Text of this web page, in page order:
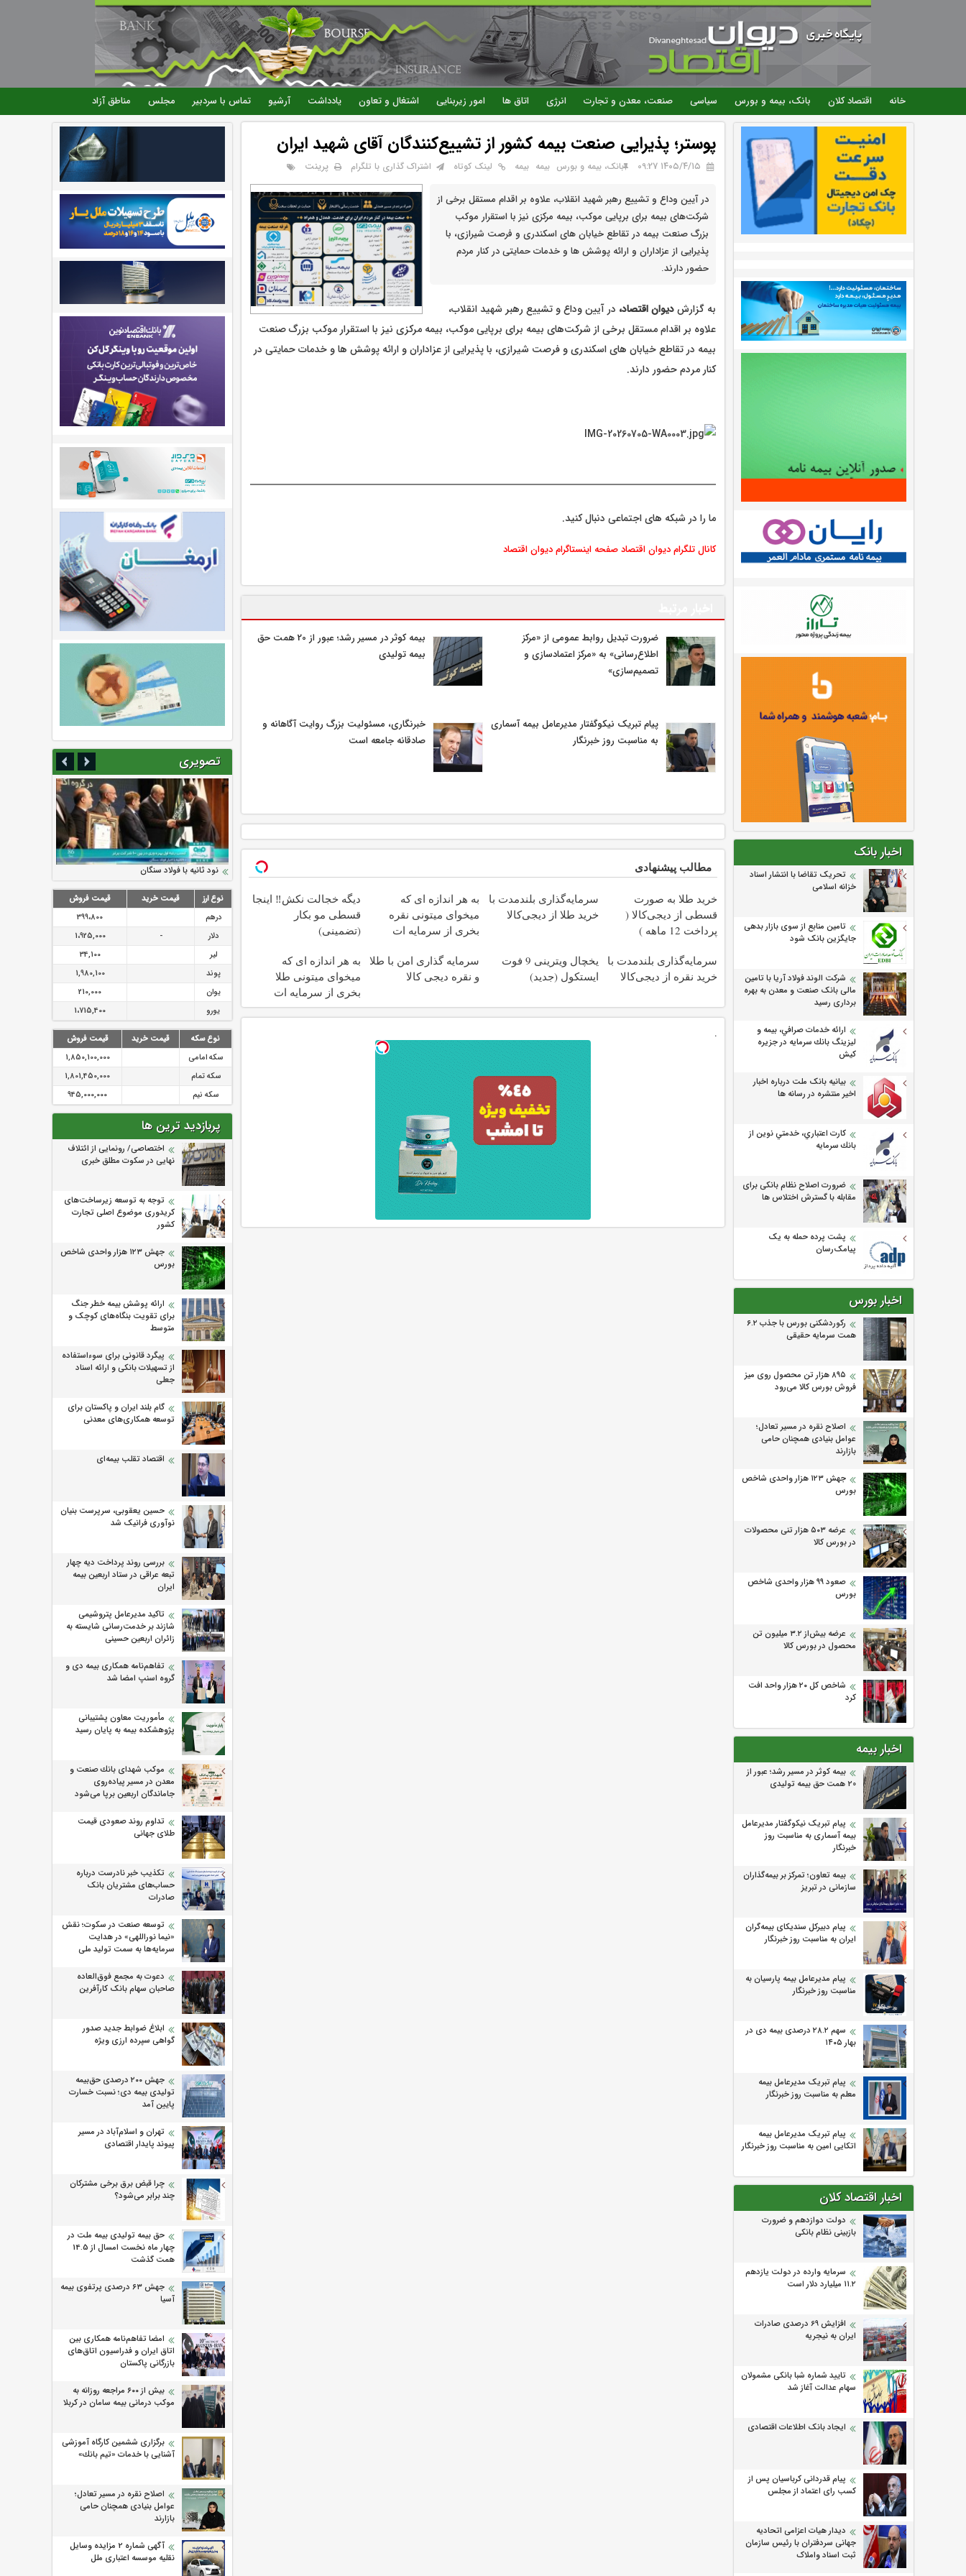
رفتن
به
محتوای
اصلی
خانه اقتصاد کلان بانک، بیمه و بورس سیاسی صنعت، معدن و تجارت انرژی اتاق ها امور زیربنایی اشتغال و تعاون یادداشت آرشیو تماس با سردبیر مجلس مناطق آزاد
اخبار بانک
تحریک تقاضا با انتشار اسناد
خزانه اسلامی
تامین منابع از سوی بازار بدهی
جایگزین بانک شود
شرکت الوند فولاد آریا با تامین
مالی بانک صنعت و معدن به بهره
برداری رسید
ارائه خدمات صرافي، بيمه و
ليزينگ بانك سرمايه در جزيره
كيش
بیانیه بانک ملت درباره اخبار
اخیر منتشره در رسانه ها
كارت اعتباري، خدمتي نوين از
بانك سرمايه
ضرورت اصلاح نظام بانکی برای
مقابله با گسترش اختلاس ها
پشت پرده حمله به یک
پیامک‌رسان
اخبار بورس
رکوردشکنی بورس با جذب ۶.۲
همت سرمایه حقیقی
۸۹۵ هزار تن محصول روی میز
فروش بورس کالا می‌‌رود
اصلاح نقره در مسیر تعادل؛
عوامل بنیادی همچنان حامی
بازارند
جهش ۱۲۳ هزار واحدی شاخص
بورس
عرضه ۵۰۳ هزار تنی محصولات
در بورس کالا
صعود ۹۹ هزار واحدی شاخص
بورس
عرضه بیش‌از ۳.۲ میلیون تن
محصول در بورس کالا
شاخص کل ۲۰ هزار واحد افت
کرد
اخبار بیمه
بیمه کوثر در مسیر رشد؛ عبور از
20 همت حق بیمه تولیدی
پیام تبریک نیکوگفتار مدیرعامل
بیمه آسماری به مناسبت روز
خبرنگار
بیمه تعاون؛ تمرکز بر بیمه‌گذاران
سازمانی در تبریز
پیام دبیرکل سندیکای بیمه‌گران
ایران به مناسبت روز خبرنگار
پیام مدیرعامل بیمه پارسیان به
مناسبت روز خبرنگار
سهم ۲۸.۲ درصدی بیمه دی در
بهار ۱۴۰۵
پیام تبریک مدیرعامل بیمه
معلم به مناسبت روز خبرنگار
پیام تبریک مدیرعامل بیمه
اتکایی امین به مناسبت روز خبرنگار
اخبار اقتصاد کلان
دولت دوازدهم و ضرورت
بازبینی نظام بانکی
سرمایه وارده در دولت یازدهم
۱۱.۲ میلیارد دلار است
افزایش 69 درصدی صادرات
ایران به نیجریه
تایید شماره شبا بانکی مشمولان
سهام عدالت آغاز شد
ایجاد بانک اطلاعات اقتصادی
پیام قدردانی کرباسیان پس از
کسب رای اعتماد از مجلس
دیدار هیات اعزامی اتحادیه
جهانی سردفتران با رئیس سازمان
ثبت اسناد واملاک
پوستر؛ پذیرایی صنعت بیمه كشور از تشییع‌كنندگان آقای شهید ایران
۱۴۰۵/۴/۱۵ 09:27 بانک، بیمه و بورس بيمه بیمه لینک کوتاه اشتراک گذاری با تلگرام پرینت
در آیین وداع و تشییع رهبر شهید انقلاب، علاوه بر اقدام مستقل برخی از
شرکت‌های بیمه برای برپایی موکب، بیمه مرکزی نیز با استقرار موکب
بزرگ صنعت بیمه در تقاطع خیابان های اسکندری و فرصت شیرازی، با
پذیرایی از عزاداران و ارائه پوشش ها و خدمات حمایتی در کنار مردم
حضور دارند.
به گزارشدیوان اقتصاد، در آیین وداع و تشییع رهبر شهید انقلاب،
علاوه بر اقدام مستقل برخی از شرکت‌های بیمه برای برپایی موکب، بیمه مرکزی نیز با استقرار موکب بزرگ صنعت
بیمه در تقاطع خیابان های اسکندری و فرصت شیرازی، با پذیرایی از عزاداران و ارائه پوشش ها و خدمات حمایتی در
کنار مردم حضور دارند.
ما را در شبکه های اجتماعی دنبال کنید.
کانال تلگرام دیوان اقتصادصفحه اینستاگرام دیوان اقتصاد
ضرورت تبدیل روابط عمومی از «مرکز
اطلاع‌رسانی» به «مرکز اعتمادسازی و
تصمیم‌سازی»
بیمه کوثر در مسیر رشد؛ عبور از 20 همت حق
بیمه تولیدی
پیام تبریک نیکوگفتار مدیرعامل بیمه آسماری
به مناسبت روز خبرنگار
خبرنگاری، مسئولیت بزرگ روایت آگاهانه و
صادقانه جامعه است
مطالب پیشنهادی
خرید طلا به صورت
قسطی از دیجی‌کالا (
پرداخت 12 ماهه )
سرمایه‌گذاری بلندمدت با
خرید طلا از دیجی‌کالا
به هر اندازه ای که
میخوای میتونی نقره
بخری از سرمایه ات
دیگه خجالت نکش‼️ اینجا
قسطی مو بکار
(تضمینی)
سرمایه‌گذاری بلندمدت با
خرید نقره از دیجی‌کالا
یخچال ویترینی 9 فوت
ایستکول (جدید)
سرمایه گذاری امن با طلا
و نقره دیجی کالا
به هر اندازه ای که
میخوای میتونی طلا
بخری از سرمایه ات
محافظت کنی
.
تصویری
ارزش سهام عدالت بالا رفت
سرمایه بیمه کوثر به ۴ همت می‌رسد
نود ثانیه با فولاد سنگان
تقدیر دبیرکل سندیکای بیمه گران ایران از
اقدامات مدیرعامل بیمه رازی
توصیه های رئیس پلیس فتا به مشتریان بانک
ها در مورد پیشگیری از سرقت های مجازی
نوع ارز قیمت خرید
قیمت فروش
درهم
399،800
دلار
-
1،925,000
لیر
34,100
پوند
1,980,100
یوان
210,000
یورو
1،715,400
نوع سکه قیمت خرید
قیمت فروش
سکه امامی
1,850,100,000
سکه تمام
1,801,450,000
سکه نیم
945,000,000
پربازدید ترین ها
اختصاصی/ رونمایی از ائتلاف‌
نهایی در سکوت مطلق خبری
توجه به توسعه زیرساخت‌های
کریدوری موضوع اصلی تجارت
کشور
جهش ۱۲۳ هزار واحدی شاخص
بورس
ارائه پوشش بیمه خطر جنگ
برای تقویت بنگاه‌های کوچک و
متوسط
پیگرد قانونی برای سوءاستفاده
از تسهیلات بانکی و ارائه اسناد
جعلی
گام بلند ایران و پاکستان برای
توسعه همکاری‌های معدنی
اقتصاد تقلب بیمه‌ای
حسین یعقوبی، سرپرست بنیان
نوآوری فرانیک شد
بررسی روند پرداخت دیه چهار
تبعه عراقی در ستاد اربعین بیمه
ایران
تاکید مدیرعامل پتروشیمی
شازند بر خدمت‌رسانی شایسته به
زائران اربعین حسینی
تفاهم‌نامه همکاری بیمه دی و
گروه اسنپ امضا شد
مأموریت معاون پشتیبانی
پژوهشكده بیمه به پایان رسید
موكب شهدای بانك صنعت و
معدن در مسیر پیاده‌روی
جاماندگان اربعین برپا می‌شود
تداوم روند صعودی قیمت
طلای جهانی
تکذیب خبر نادرست درباره
حساب‌های مشتریان بانک
صادرات
توسعه صنعت در سکوت؛ نقش
«نیما نوراللهی» در هدایت
سرمایه‌ها به سمت تولید ملی
دعوت به مجمع فوق‌العاده
صاحبان سهام بانک کارآفرین
ابلاغ ضوابط جدید صدور
گواهی سپرده ارزی ویژه
جهش ۲۰۰ درصدی حق‌بیمه
تولیدی بیمه دی؛ نسبت خسارت
پایین آمد
تهران و اسلام‌آباد در مسیر
پیوند پایدار اقتصادی
چرا قبض برق برخی مشترکان
چند برابر می‌شود؟
حق بیمه تولیدی بیمه ملت در
چهار ماه نخست امسال از 14.5
همت گذشت
جهش ۶۳ درصدی پرتفوی بیمه
آسیا
امضا تفاهم‌نامه همکاری بین
اتاق ایران و فدراسیون اتاق‌های
بازرگانی پاکستان
بیش از ۶۰۰ مراجعه روزانه به
موکب درمانی بیمه سامان در کربلا
برگزاری ششمین كارگاه آموزشی
آشنایی با خدمات «تیم بانك»
اصلاح نقره در مسیر تعادل؛
عوامل بنیادی همچنان حامی
بازارند
آگهی شماره 2 مزایده وسایل
نقلیه موسسه اعتباری ملل